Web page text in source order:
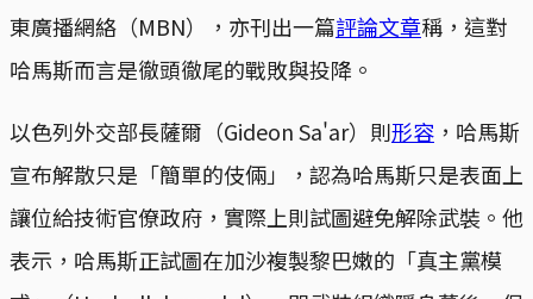
東廣播網絡（MBN），亦刊出一篇評論文章稱，這對
哈馬斯而言是徹頭徹尾的戰敗與投降。
以色列外交部長薩爾（Gideon Sa'ar）則形容 ，哈馬斯
宣布解散只是「簡單的伎倆」，認為哈馬斯只是表面上
讓位給技術官僚政府，實際上則試圖避免解除武裝。他
表示，哈馬斯正試圖在加沙複製黎巴嫩的「真主黨模